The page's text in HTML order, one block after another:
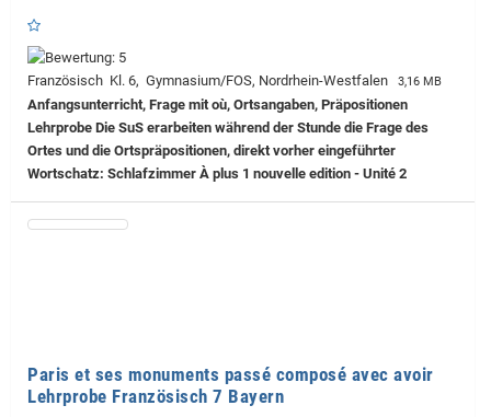
Französisch Kl. 6, Gymnasium/FOS, Nordrhein-Westfalen 3,16 MB
Anfangsunterricht, Frage mit où, Ortsangaben, Präpositionen
Lehrprobe Die SuS erarbeiten während der Stunde die Frage des
Ortes und die Ortspräpositionen, direkt vorher eingeführter
Wortschatz: Schlafzimmer À plus 1 nouvelle edition - Unité 2
Paris et ses monuments passé composé avec avoir
Lehrprobe Französisch 7 Bayern